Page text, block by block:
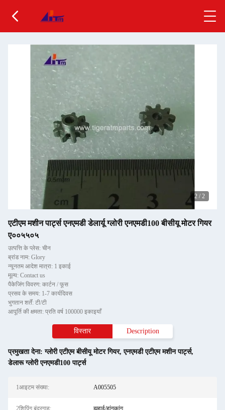
2 / 2
एटीएम मशीन पार्ट्स एनएमडी डेलार्यू ग्लोरी एनएमडी100 बीसीयू मोटर गियर
ए००५५०५
उत्पत्ति के प्लेस: चीन
ब्रांड नाम: Glory
न्यूनतम आदेश मात्रा: 1 इकाई
मूल्य: Contact us
पैकेजिंग विवरण: कार्टन / फूस
प्रसव के समय: 1-7 कार्यदिवस
भुगतान शर्तें: टी/टी
आपूर्ति की क्षमता: प्रति वर्ष 100000 इकाइयाँ
विस्तार Description
प्रमुखता देना:ग्लोरी एटीएम बीसीयू मोटर गियर,एनएमडी एटीएम मशीन पार्ट्स,
डेलारू ग्लोरी एनएमडी100 पार्ट्स
1आइटम संख्या: A005505
2शिपिंग बंदरगाह: झुहाई/हांगकांग